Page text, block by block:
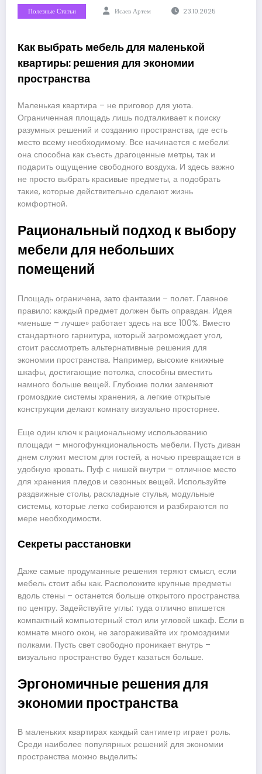
Полезные Статьи Исаев Артем 23.10.2025
Как выбрать мебель для маленькой
квартиры: решения для экономии
пространства
Маленькая квартира – не приговор для уюта.
Ограниченная площадь лишь подталкивает к поиску
разумных решений и созданию пространства, где есть
место всему необходимому. Все начинается с мебели:
она способна как съесть драгоценные метры, так и
подарить ощущение свободного воздуха. И здесь важно
не просто выбрать красивые предметы, а подобрать
такие, которые действительно сделают жизнь
комфортной.
Рациональный подход к выбору
мебели для небольших
помещений
Площадь ограничена, зато фантазии – полет. Главное
правило: каждый предмет должен быть оправдан. Идея
«меньше – лучше» работает здесь на все 100%. Вместо
стандартного гарнитура, который загромождает угол,
стоит рассмотреть альтернативные решения для
экономии пространства. Например, высокие книжные
шкафы, достигающие потолка, способны вместить
намного больше вещей. Глубокие полки заменяют
громоздкие системы хранения, а легкие открытые
конструкции делают комнату визуально просторнее.
Еще один ключ к рациональному использованию
площади – многофункциональность мебели. Пусть диван
днем служит местом для гостей, а ночью превращается в
удобную кровать. Пуф с нишей внутри – отличное место
для хранения пледов и сезонных вещей. Используйте
раздвижные столы, раскладные стулья, модульные
системы, которые легко собираются и разбираются по
мере необходимости.
Секреты расстановки
Даже самые продуманные решения теряют смысл, если
мебель стоит абы как. Расположите крупные предметы
вдоль стены – останется больше открытого пространства
по центру. Задействуйте углы: туда отлично впишется
компактный компьютерный стол или угловой шкаф. Если в
комнате много окон, не загораживайте их громоздкими
полками. Пусть свет свободно проникает внутрь –
визуально пространство будет казаться больше.
Эргономичные решения для
экономии пространства
В маленьких квартирах каждый сантиметр играет роль.
Среди наиболее популярных решений для экономии
пространства можно выделить: